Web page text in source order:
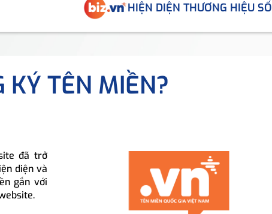
HIỆN DIỆN THƯƠNG HIỆU SỐ
KÝ TÊN MIỀN?
đã trở
diện và
gắn với